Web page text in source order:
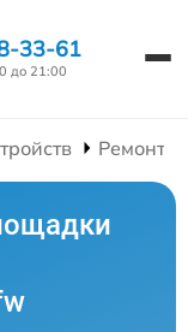
33-61
до 21:00
Ремонт